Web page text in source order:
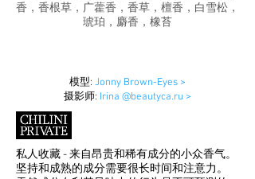
香，香根草，广藿香，香草，檀香，白雪松，
琥珀，麝香，橡苔
模型: Jonny Brown-Eyes >
摄影师: Irina @beautyca.ru >
私人收藏 - 来自昂贵和稀有成分的小众香气。
坚持和成熟的成分需要很长时间和注意力。